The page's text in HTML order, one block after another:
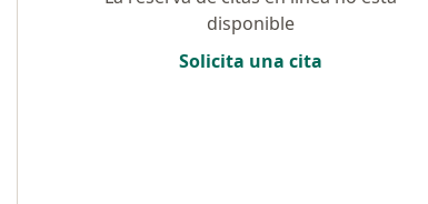
disponible
Solicita una cita